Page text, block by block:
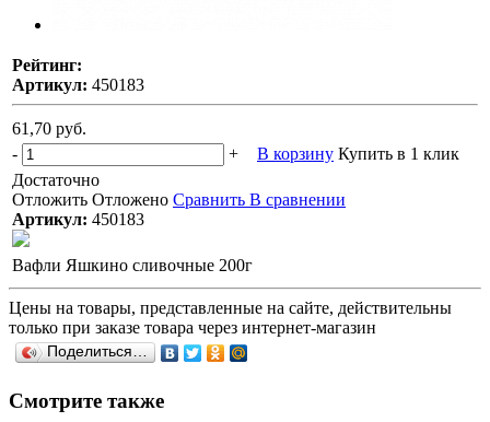
Рейтинг:
Артикул: 450183
61,70 руб.
-
+ В корзину Купить в 1 клик
Достаточно
Отложить Отложено Сравнить В сравнении
Артикул: 450183
Вафли Яшкино сливочные 200г
Цены на товары, представленные на сайте, действительны
только при заказе товара через интернет-магазин
Поделиться…
Смотрите также